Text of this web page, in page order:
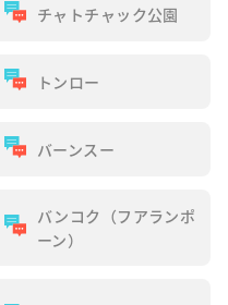
チャトチャック公園
トンロー
バーンスー
バンコク（フアランポ
ーン）